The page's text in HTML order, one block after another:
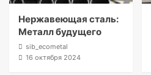
Нержавеющая сталь:
Металл будущего
sib_ecometal
16 октября 2024